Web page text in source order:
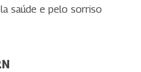
saúde e pelo sorriso